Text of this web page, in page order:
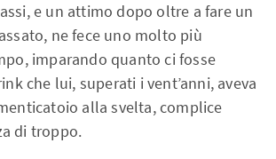
e un attimo dopo oltre a fare un
ne fece uno molto più
imparando quanto ci fosse
che lui, superati i vent’anni, aveva
alla svelta, complice
di troppo.